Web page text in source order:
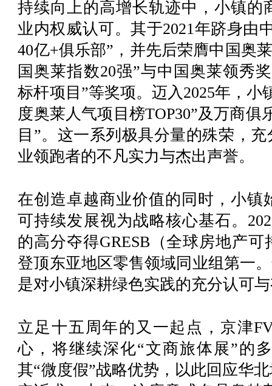
持续向上的高增长轨迹中，小镇的
业内权威认可。其于2021年跻身由
40亿+俱乐部”，并先后荣膺中国奥
国奥莱指数20强”与中国奥莱领秀
标杆项目”等奖项。迈入2025年，小
度奥莱人气项目榜TOP30”及万商俱
目”。这一系列极具分量的殊荣，
业领跑者的不凡实力与杰出声誉。
在创造卓越商业价值的同时，小镇
可持续发展视为战略核心基石。
的高分夺得GRESB（全球房地产
登顶东亚地区零售领域同业组第一
是对小镇深耕绿色实践的充分认可
立足十五周年的又一起点，京津
心，将继续深化“文商旅体展”的
其“微度假”战略优势，以此回应华